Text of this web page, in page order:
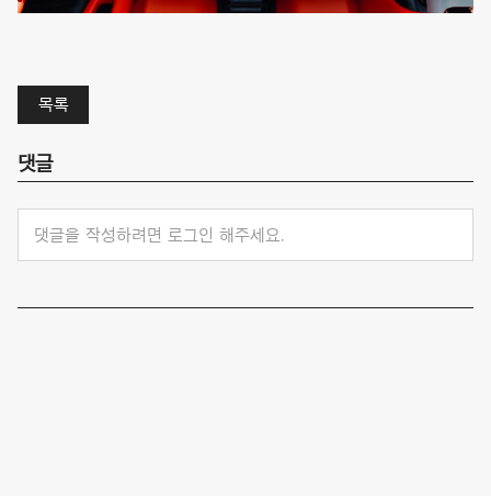
목록
댓글
댓글을 작성하려면 로그인 해주세요.